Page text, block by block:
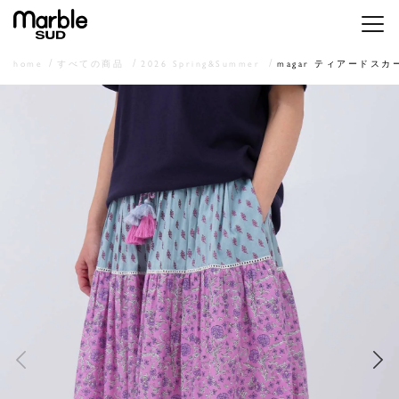
メニ
home すべての商品 2026 Spring&Summer magar ティアードスカ